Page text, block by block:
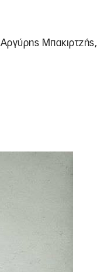
Μπακιρτζής,